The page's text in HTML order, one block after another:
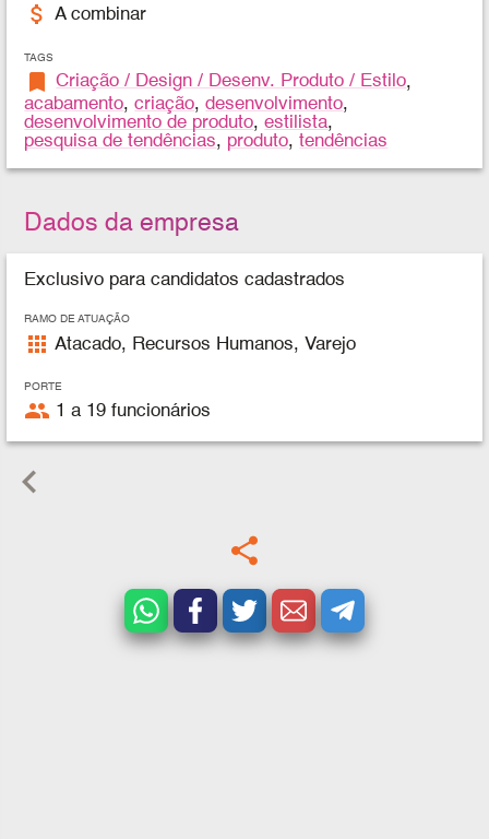
attach_money A combinar
TAGS
bookmark Criação / Design / Desenv. Produto / Estilo,
acabamento,criação,desenvolvimento,
desenvolvimento de produto,estilista,
pesquisa de tendências, produto,tendências
Dados da empresa
Exclusivo para candidatos cadastrados
RAMO DE ATUAÇÃO
apps Atacado, Recursos Humanos, Varejo
PORTE
people 1 a 19 funcionários
keyboard_arrow_left
share